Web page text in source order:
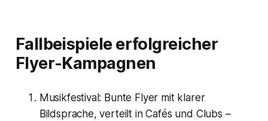
Fallbeispiele erfolgreicher
Flyer-Kampagnen
Musikfestival: Bunte Flyer mit klarer
Bildsprache, verteilt in Cafés und Clubs –